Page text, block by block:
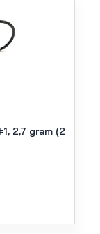
2,7 gram (2